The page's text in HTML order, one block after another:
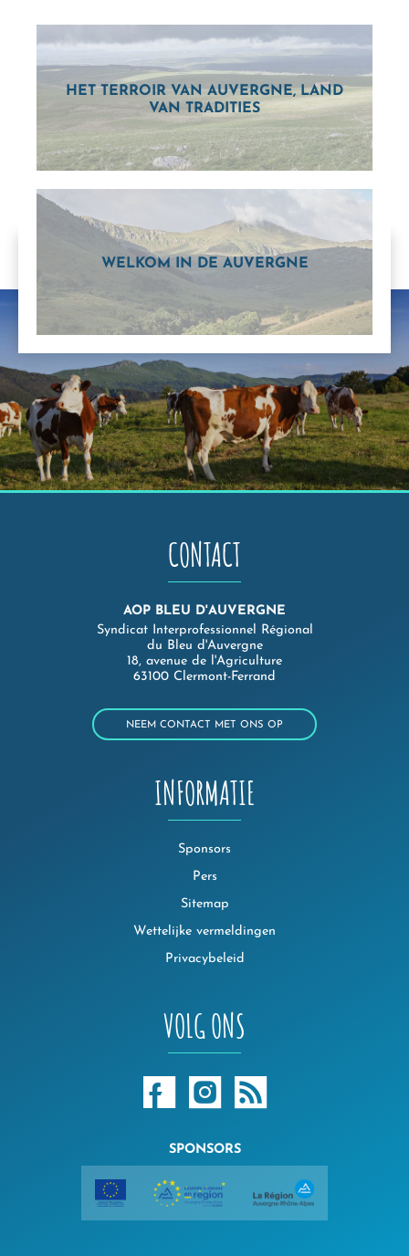
HET TERROIR VAN AUVERGNE, LAND
VAN TRADITIES
WELKOM IN DE AUVERGNE
CONTACT
AOP BLEU D'AUVERGNE
Syndicat Interprofessionnel Régional
du Bleu d'Auvergne
18, avenue de l'Agriculture
63100 Clermont-Ferrand
NEEM CONTACT MET ONS OP
INFORMATIE
Sponsors
Pers
Sitemap
Wettelijke vermeldingen
Privacybeleid
VOLG ONS
SPONSORS